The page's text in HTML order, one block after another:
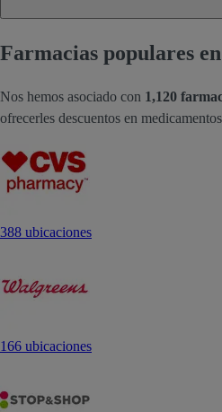
Farmacias populares
Nos hemos asociado con 1,120
ofrecerles descuentos en
388 ubicaciones
166 ubicaciones